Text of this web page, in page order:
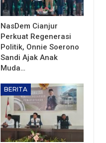
NasDem Cianjur
Perkuat Regenerasi
Politik, Onnie Soerono
Sandi Ajak Anak
Muda…
BERITA